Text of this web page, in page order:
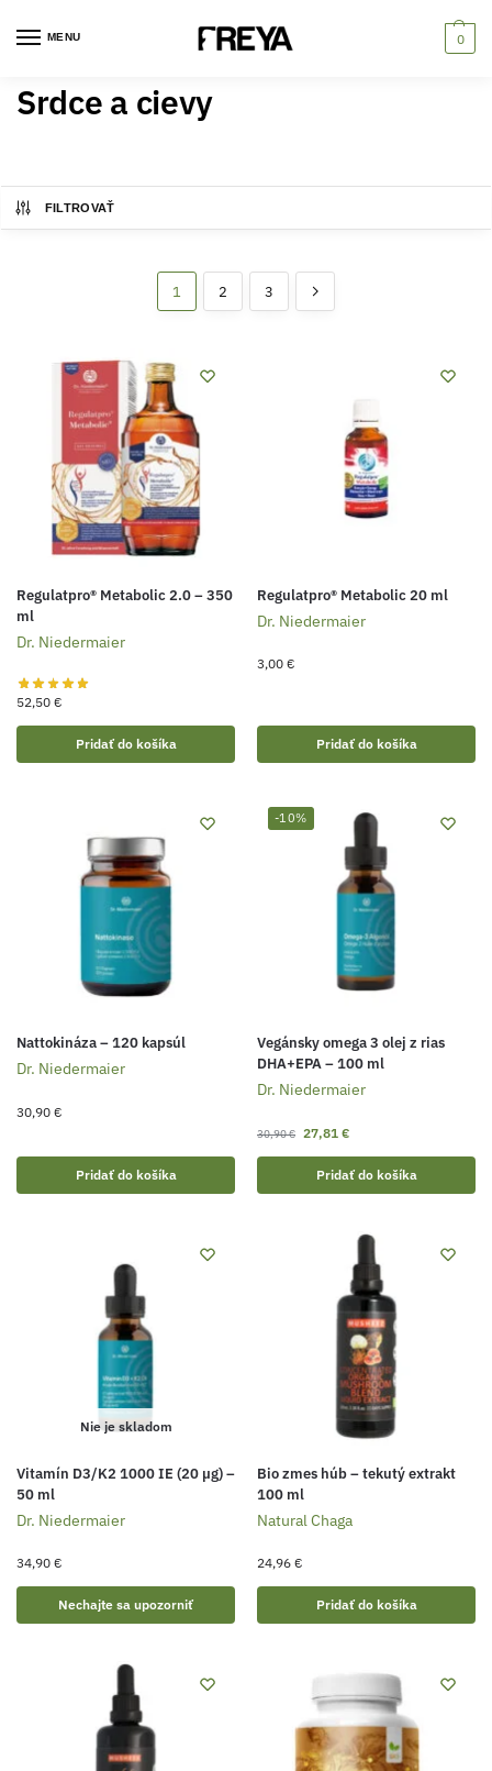
MENU 0
Srdce a cievy
FILTROVAŤ
1 2 3
Regulatpro® Metabolic 2.0 – 350
ml
Dr. Niedermaier
52,50 €
Pridať do košíka
Regulatpro® Metabolic 20 ml
Dr. Niedermaier
3,00 €
Pridať do košíka
Nattokináza – 120 kapsúl
Dr. Niedermaier
30,90 €
Pridať do košíka
-10%
Vegánsky omega 3 olej z rias
DHA+EPA – 100 ml
Dr. Niedermaier
30,90€ 27,81 €
Pridať do košíka
Nie je skladom
Vitamín D3/K2 1000 IE (20 µg) –
50 ml
Dr. Niedermaier
34,90 €
Nechajte sa upozorniť
Bio zmes húb – tekutý extrakt
100 ml
Natural Chaga
24,96 €
Pridať do košíka